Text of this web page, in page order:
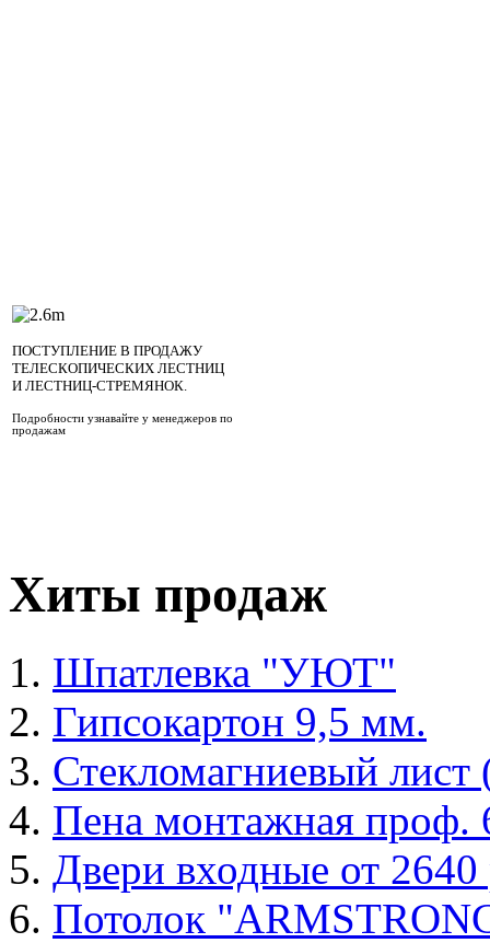
ПОСТУПЛЕНИЕ В ПРОДАЖУ
ТЕЛЕСКОПИЧЕСКИХ ЛЕСТНИЦ
И ЛЕСТНИЦ-СТРЕМЯНОК.
Подробности узнавайте у менеджеров по
продажам
Хиты продаж
Шпатлевка "УЮТ"
Гипсокартон 9,5 мм.
Стекломагниевый
Пена монтажная проф.
Двери входные от 2640
Потолок